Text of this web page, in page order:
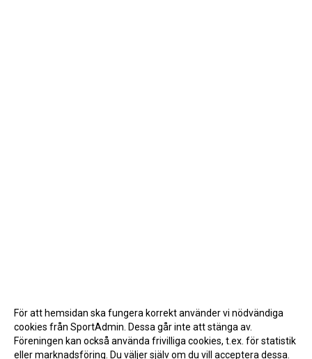
För att hemsidan ska fungera korrekt använder vi nödvändiga
cookies från SportAdmin. Dessa går inte att stänga av.
Föreningen kan också använda frivilliga cookies, t.ex. för statistik
eller marknadsföring. Du väljer själv om du vill acceptera dessa.